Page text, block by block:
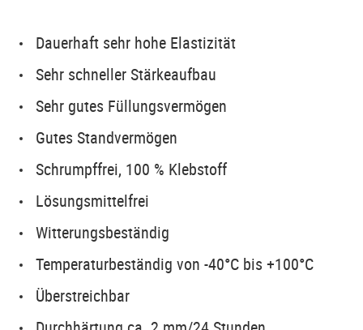
Dauerhaft sehr hohe Elastizität
Sehr schneller Stärkeaufbau
Sehr gutes Füllungsvermögen
Gutes Standvermögen
Schrumpffrei, 100 % Klebstoff
Lösungsmittelfrei
Witterungsbeständig
Temperaturbeständig von -40°C bis +100°C
Überstreichbar